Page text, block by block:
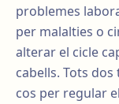
problemes
per malalties o
alterar el cicle
cabells. Tots
cos per regular